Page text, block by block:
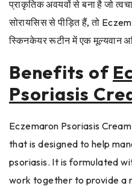
प्राकृतिक अवयवों से बना है जो
सोरायसिस से पीड़ित हैं, तो
स्किनकेयर रूटीन में एक मूल्यवान
Benefits of
Psoriasis
Eczemaron Psoriasis
that is designed to help
psoriasis. It is formulated
work together to provide a